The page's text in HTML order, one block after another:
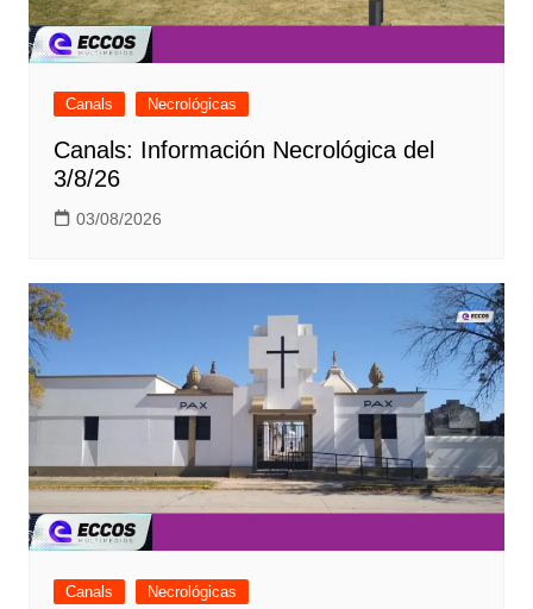
Canals Necrológicas
Canals: Información Necrológica del
3/8/26
03/08/2026
Canals Necrológicas